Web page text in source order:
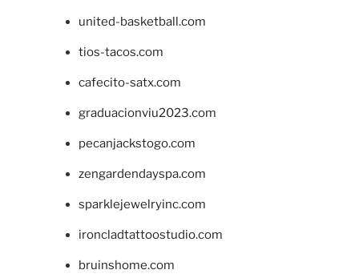
united-basketball.com
tios-tacos.com
cafecito-satx.com
graduacionviu2023.com
pecanjackstogo.com
zengardendayspa.com
sparklejewelryinc.com
ironcladtattoostudio.com
bruinshome.com